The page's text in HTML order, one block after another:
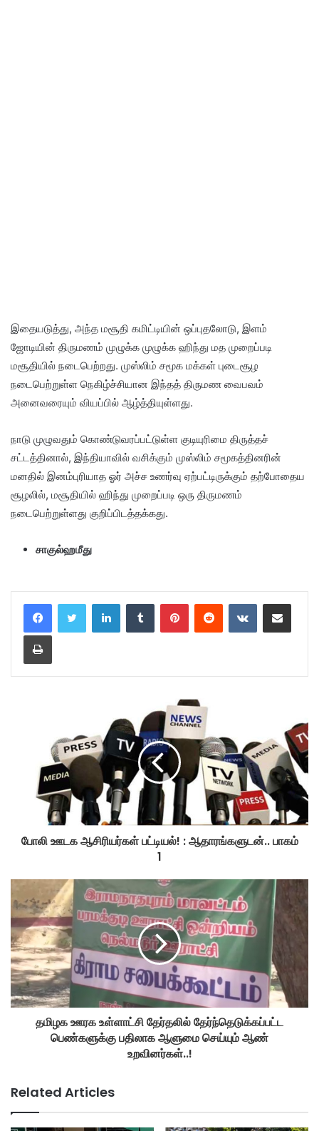
இதையடுத்து, அந்த மசூதி கமிட்டியின் ஒப்புதலோடு, இளம்
ஜோடியின் திருமணம் முழுக்க முழுக்க ஹிந்து மத முறைப்படி
மசூதியில் நடைபெற்றது. முஸ்லிம் சமூக மக்கள் புடைசூழ
நடைபெற்றுள்ள நெகிழ்ச்சியான இந்தத் திருமண வைபவம்
அனைவரையும் வியப்பில் ஆழ்த்தியுள்ளது.
நாடு முழுவதும் கொண்டுவரப்பட்டுள்ள குடியுரிமை திருத்தச்
சட்டத்தினால், இந்தியாவில் வசிக்கும் முஸ்லிம் சமூகத்தினரின்
மனதில் இனம்புரியாத ஓர் அச்ச உணர்வு ஏற்பட்டிருக்கும் தற்போதைய
சூழலில், மசூதியில் ஹிந்து முறைப்படி ஒரு திருமணம்
நடைபெற்றுள்ளது குறிப்பிடத்தக்கது.
சாகுல்ஹமீது
LinkedInTumblr PinterestReddit VKontakteShare via Email
Print
போலி ஊடக ஆசிரியர்கள் பட்டியல்! : ஆதாரங்களுடன்.. பாகம்
1
தமிழக ஊரக உள்ளாட்சி தேர்தலில் தேர்ந்தெடுக்கப்பட்ட
பெண்களுக்கு பதிலாக ஆளுமை செய்யும் ஆண்
உறவினர்கள்..!
Related Articles